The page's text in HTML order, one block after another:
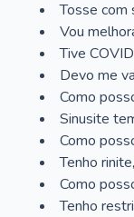
Tosse com
Vou
Tive
Devo me
Como
Sinusite
Como
Tenho
Como
Tenho